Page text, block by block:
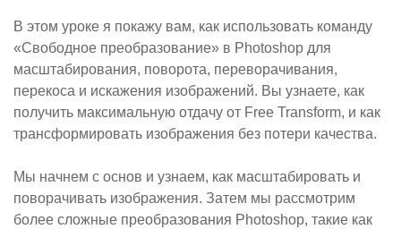
В этом уроке я покажу вам, как использовать команду
«Свободное преобразование» в Photoshop для
масштабирования, поворота, переворачивания,
перекоса и искажения изображений. Вы узнаете, как
получить максимальную отдачу от Free Transform, и как
трансформировать изображения без потери качества.
Мы начнем с основ и узнаем, как масштабировать и
поворачивать изображения. Затем мы рассмотрим
более сложные преобразования Photoshop, такие как